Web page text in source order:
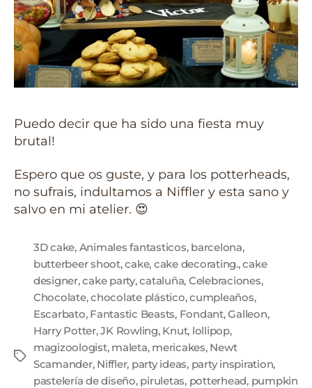
Puedo decir que ha sido una fiesta muy
brutal!
Espero que os guste, y para los potterheads,
no sufrais, indultamos a Niffler y esta sano y
salvo en mi atelier. 😍
3D cake, Animales fantasticos, barcelona,
butterbeer shoot,cake, cake decorating.,cake
designer,cake party,cataluña, Celebraciones,
Chocolate,chocolate plástico,cumpleaños,
Escarbato, Fantastic Beasts, Fondant,Galleon,
Harry Potter,JK Rowling, Knut, lollipop,
magizoologist, maleta, mericakes, Newt
Scamander, Niffler, party ideas, party inspiration,
pastelería de diseño, piruletas, potterhead, pumpkin